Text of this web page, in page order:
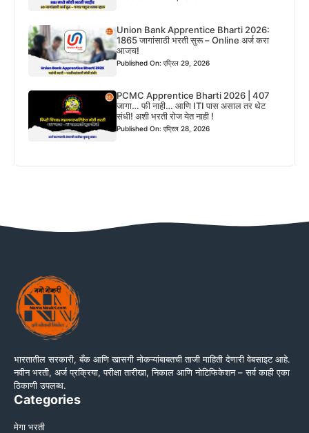
Union Bank Apprentice Bharti 2026:
1865 जागांसाठी भरती सुरू – Online अर्ज करा
आजच!
Published On: एप्रिल 29, 2026
PCMC Apprentice Bharti 2026 | 407
जागा… फी नाही… आणि ITI पास असाल तर थेट
संधी! अशी भरती रोज येत नाही !
Published On: एप्रिल 28, 2026
भारतातील सरकारी, बँक आणि खासगी नोकऱ्यांबाबतची ताजी माहिती देणारी वेबसाइट आहे.
नवीन भरती, अर्ज प्रक्रिया, परीक्षा तारीखा, निकाल आणि नोटिफिकेशन – सर्व काही एका
ठिकाणी उपलब्ध.
Categories
मेगा भरती